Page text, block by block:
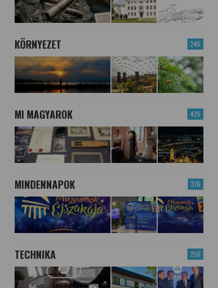
245
KÖRNYEZET
426
MI MAGYAROK
376
MINDENNAPOK
256
TECHNIKA